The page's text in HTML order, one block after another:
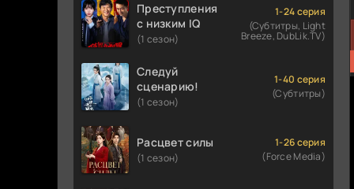
Преступления
с низким IQ
(1 сезон)
1-24 серия
(Субтитры, Light
Breeze, DubLik.TV)
Следуй
сценарию!
(1 сезон)
1-40 серия
(Субтитры)
Расцвет силы
(1 сезон)
1-26 серия
(Force Media)